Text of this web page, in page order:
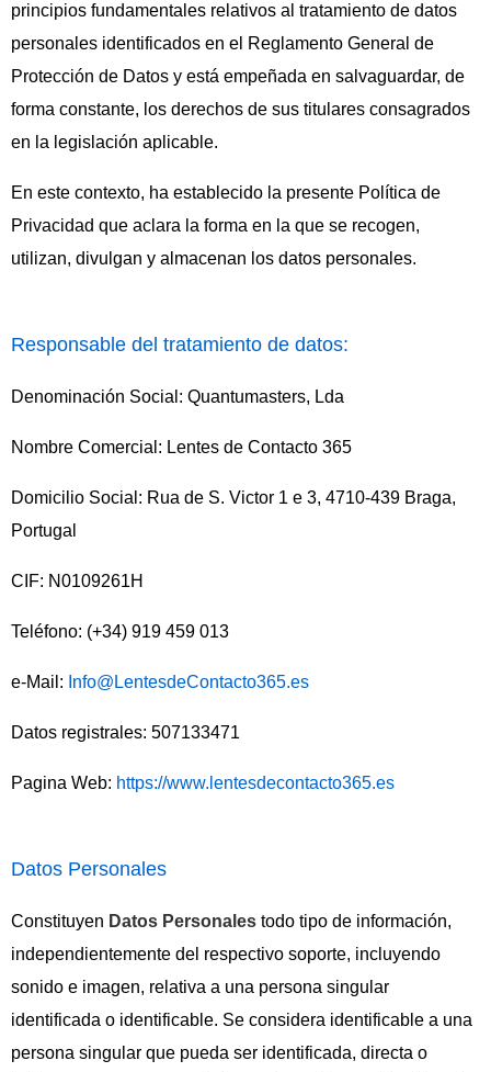
principios fundamentales relativos al tratamiento de datos
personales identificados en el Reglamento General de
Protección de Datos y está empeñada en salvaguardar, de
forma constante, los derechos de sus titulares consagrados
en la legislación aplicable.
En este contexto, ha establecido la presente Política de
Privacidad que aclara la forma en la que se recogen,
utilizan, divulgan y almacenan los datos personales.
Responsable del tratamiento de datos:
Denominación Social: Quantumasters, Lda
Nombre Comercial: Lentes de Contacto 365
Domicilio Social: Rua de S. Victor 1 e 3, 4710-439 Braga,
Portugal
CIF: N0109261H
Teléfono: (+34) 919 459 013
e-Mail: Info@LentesdeContacto365.es
Datos registrales: 507133471
Pagina Web: https://www.lentesdecontacto365.es
Datos Personales
Constituyen Datos Personales todo tipo de información,
independientemente del respectivo soporte, incluyendo
sonido e imagen, relativa a una persona singular
identificada o identificable. Se considera identificable a una
persona singular que pueda ser identificada, directa o